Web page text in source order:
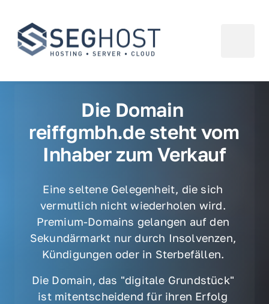
Die Domain
reiffgmbh.de steht vom
Inhaber zum Verkauf
Eine seltene Gelegenheit, die sich
vermutlich nicht wiederholen wird.
Premium-Domains gelangen auf den
Sekundärmarkt nur durch Insolvenzen,
Kündigungen oder in Sterbefällen.
Die Domain, das "digitale Grundstück"
ist mitentscheidend für ihren Erfolg